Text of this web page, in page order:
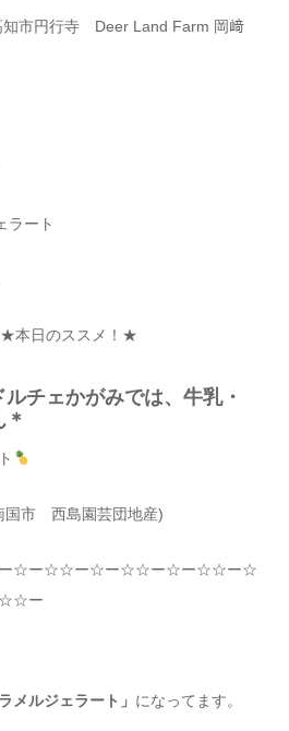
知市円行寺 Deer Land Farm 岡﨑
ラート
★本日のススメ！★
チェかがみでは、牛乳・
＊
国市 西島園芸団地産)
ー☆ー☆☆ー☆ー☆☆ー☆ー☆☆ー☆
☆☆ー
メルジェラート」 になってます。